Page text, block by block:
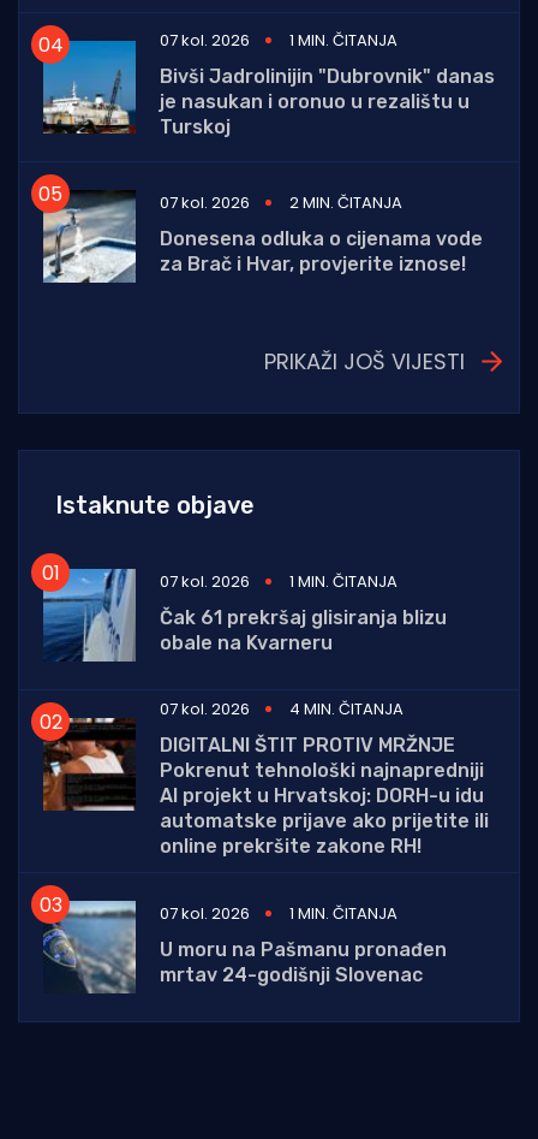
07 kol. 2026
1 MIN. ČITANJA
Bivši Jadrolinijin "Dubrovnik" danas
je nasukan i oronuo u rezalištu u
Turskoj
07 kol. 2026
2 MIN. ČITANJA
Donesena odluka o cijenama vode
za Brač i Hvar, provjerite iznose!
PRIKAŽI JOŠ VIJESTI
Istaknute objave
07 kol. 2026
1 MIN. ČITANJA
Čak 61 prekršaj glisiranja blizu
obale na Kvarneru
07 kol. 2026
4 MIN. ČITANJA
DIGITALNI ŠTIT PROTIV MRŽNJE
Pokrenut tehnološki najnapredniji
AI projekt u Hrvatskoj: DORH-u idu
automatske prijave ako prijetite ili
online prekršite zakone RH!
07 kol. 2026
1 MIN. ČITANJA
U moru na Pašmanu pronađen
mrtav 24-godišnji Slovenac